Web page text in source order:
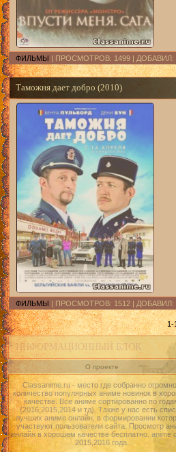
ФИЛЬМЫ | ПРОСМОТРОВ: 1499 | ДОБАВИЛ:
Таможня дает добро (2010)
ФИЛЬМЫ | ПРОСМОТРОВ: 1512 | ДОБАВИЛ:
1-
ИНФОРМАЦИОННЫЙ БЛОК
О проекте
Classanime.ru - место где собранно
количество популярных аниме новинок в
качестве. Все аниме сортированно по
(2016,2015,2014 и тд). Также у нас есть
лучших аниме онлайн, в формировании
участвуют пользователи сайта. Просмотр
онлайн в хорошем качестве бесплатно. anime
2015,2016 года.